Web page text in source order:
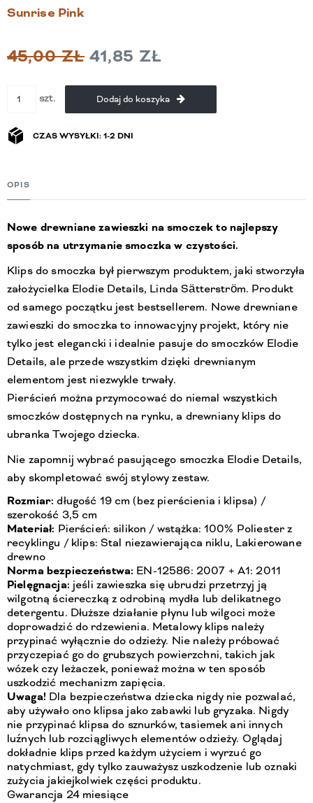
Sunrise Pink
45,00 ZŁ 41,85 ZŁ
szt. Dodaj do koszyka
CZAS WYSYŁKI: 1-2 DNI
OPIS
Nowe drewniane zawieszki na smoczek to najlepszy
sposób na utrzymanie smoczka w czystości.
Klips do smoczka był pierwszym produktem, jaki stworzyła
założycielka Elodie Details, Linda Sätterström. Produkt
od samego początku jest bestsellerem. Nowe drewniane
zawieszki do smoczka to innowacyjny projekt, który nie
tylko jest elegancki i idealnie pasuje do smoczków Elodie
Details, ale przede wszystkim dzięki drewnianym
elementom jest niezwykle trwały.
Pierścień można przymocować do niemal wszystkich
smoczków dostępnych na rynku, a drewniany klips do
ubranka Twojego dziecka.
Nie zapomnij wybrać pasującego smoczka Elodie Details,
aby skompletować swój stylowy zestaw.
Rozmiar: długość 19 cm (bez pierścienia i klipsa) /
szerokość 3,5 cm
Materiał: Pierścień: silikon / wstążka: 100% Poliester z
recyklingu / klips: Stal niezawierająca niklu, Lakierowane
drewno
Norma bezpieczeństwa: EN-12586: 2007 + A1: 2011
Pielęgnacja: jeśli zawieszka się ubrudzi przetrzyj ją
wilgotną ściereczką z odrobiną mydła lub delikatnego
detergentu. Dłuższe działanie płynu lub wilgoci może
doprowadzić do rdzewienia. Metalowy klips należy
przypinać wyłącznie do odzieży. Nie należy próbować
przyczepiać go do grubszych powierzchni, takich jak
wózek czy leżaczek, ponieważ można w ten sposób
uszkodzić mechanizm zapięcia.
Uwaga! Dla bezpieczeństwa dziecka nigdy nie pozwalać,
aby używało ono klipsa jako zabawki lub gryzaka. Nigdy
nie przypinać klipsa do sznurków, tasiemek ani innych
luźnych lub rozciągliwych elementów odzieży. Oglądaj
dokładnie klips przed każdym użyciem i wyrzuć go
natychmiast, gdy tylko zauważysz uszkodzenie lub oznaki
zużycia jakiejkolwiek części produktu.
Gwarancja 24 miesiące